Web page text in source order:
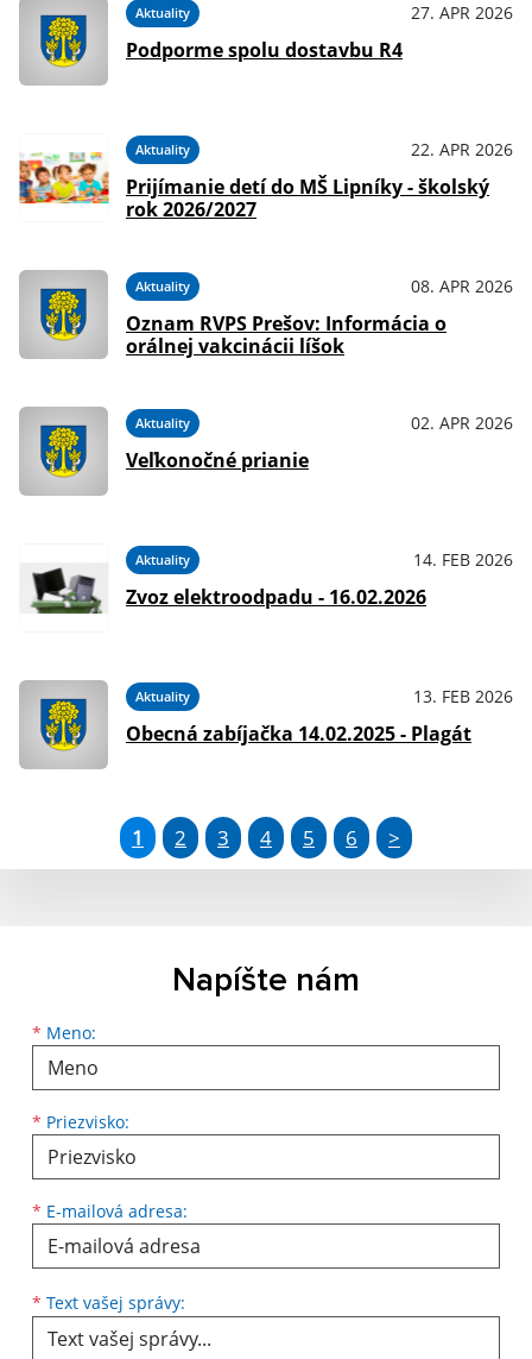
Aktuality 27. APR 2026
Podporme spolu dostavbu R4
Aktuality 22. APR 2026
Prijímanie detí do MŠ Lipníky - školský
rok 2026/2027
Aktuality 08. APR 2026
Oznam RVPS Prešov: Informácia o
orálnej vakcinácii líšok
Aktuality 02. APR 2026
Veľkonočné prianie
Aktuality 14. FEB 2026
Zvoz elektroodpadu - 16.02.2026
Aktuality 13. FEB 2026
Obecná zabíjačka 14.02.2025 - Plagát
1 2 3 4 5 6 >
Napíšte nám
* Meno:
Meno
* Priezvisko:
Priezvisko
* E-mailová adresa:
E-mailová adresa
* Text vašej správy: